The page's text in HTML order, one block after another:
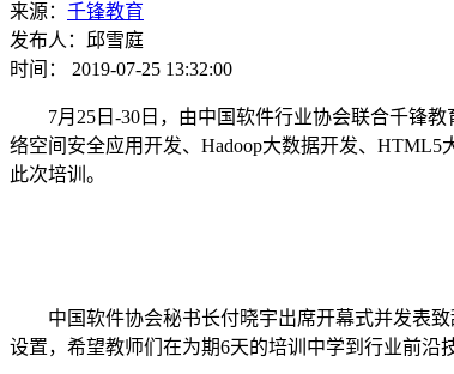
来源： 千锋教育
发布人：邱雪庭
时间： 2019-07-25 13:32:00
7月25日-30日，由中国软件行业协会联合千锋教
络空间安全应用开发、Hadoop大数据开发、
此次培训。
中国软件协会秘书长付晓宇出席开幕式并发表致
设置，希望教师们在为期6天的培训中学到行业前沿